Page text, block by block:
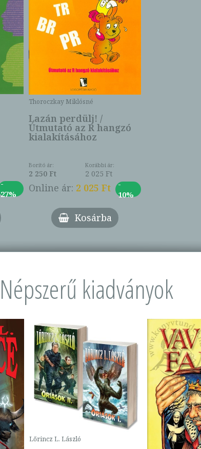
-
27%
Thoroczkay Miklósné
Lazán perdülj! /
Útmutató az R hangzó
kialakításához
Borító ár:
2 250 Ft
Korábbi ár:
2 025 Ft
Online ár: 2 025 Ft
-
10%
Kosárba
Népszerű kiadványok
Lőrincz L. László